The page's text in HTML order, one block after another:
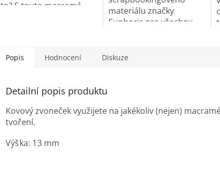
to? S touto macramé
materiálu značky
Euphoris pro všechny
Popis Hodnocení Diskuze
Detailní popis produktu
Kovový zvoneček využijete na jakékoliv (nejen)
tvoření.
Výška: 13 mm